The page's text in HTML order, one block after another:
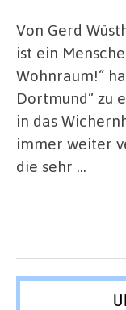
Von Gerd
ist ein
Wohnraum!“
Dortmund“ zu
in das
immer weiter
die sehr …